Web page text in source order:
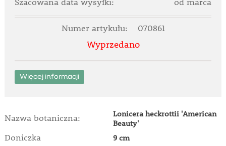
Szacowana data wysyłki: od marca
Numer artykułu: 070861
Wyprzedano
Więcej informacji
Nazwa botaniczna:
Lonicera heckrottii 'American
Beauty'
Doniczka 9 cm